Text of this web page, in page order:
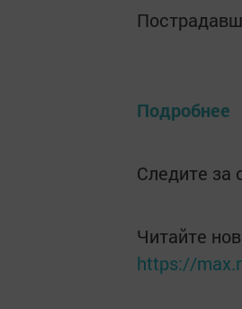
Подробнее
Следите
Читайте
https://